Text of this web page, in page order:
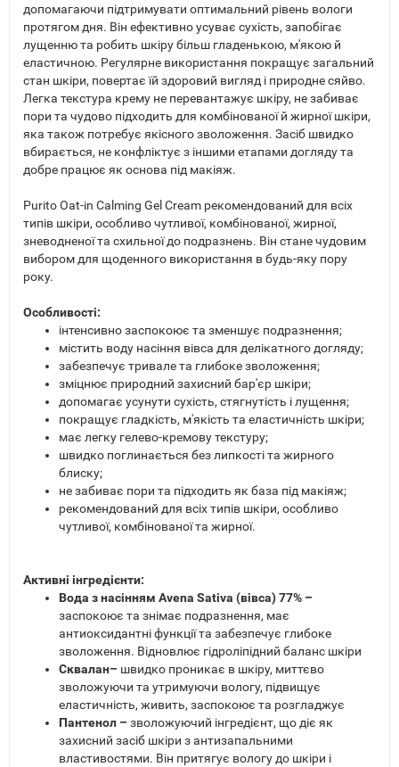
допомагаючи підтримувати оптимальний рівень вологи
протягом дня. Він ефективно усуває сухість, запобігає
лущенню та робить шкіру більш гладенькою, м'якою й
еластичною. Регулярне використання покращує загальний
стан шкіри, повертає їй здоровий вигляд і природне сяйво.
Легка текстура крему не перевантажує шкіру, не забиває
пори та чудово підходить для комбінованої й жирної шкіри,
яка також потребує якісного зволоження. Засіб швидко
вбирається, не конфліктує з іншими етапами догляду та
добре працює як основа під макіяж.
Purito Oat-in Calming Gel Cream рекомендований для всіх
типів шкіри, особливо чутливої, комбінованої, жирної,
зневодненої та схильної до подразнень. Він стане чудовим
вибором для щоденного використання в будь-яку пору
року.
Особливості:
інтенсивно заспокоює та зменшує подразнення;
містить воду насіння вівса для делікатного догляду;
забезпечує тривале та глибоке зволоження;
зміцнює природний захисний бар'єр шкіри;
допомагає усунути сухість, стягнутість і лущення;
покращує гладкість, м'якість та еластичність шкіри;
має легку гелево-кремову текстуру;
швидко поглинається без липкості та жирного
блиску;
не забиває пори та підходить як база під макіяж;
рекомендований для всіх типів шкіри, особливо
чутливої, комбінованої та жирної.
Активні інгредієнти:
Вода з насінням Avena Sativa (вівса) 77% –
заспокоює та знімає подразнення, має
антиоксидантні функції та забезпечує глибоке
зволоження. Відновлює гідроліпідний баланс шкіри
Сквалан– швидко проникає в шкіру, миттєво
зволожуючи та утримуючи вологу, підвищує
еластичність, живить, заспокоює та розгладжує
Пантенол – зволожуючий інгредієнт, що діє як
захисний засіб шкіри з антизапальними
властивостями. Він притягує вологу до шкіри і